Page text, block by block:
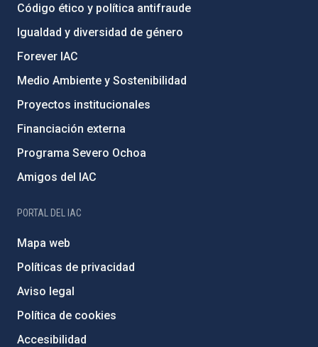
Código ético y política antifraude
Igualdad y diversidad de género
Forever IAC
Medio Ambiente y Sostenibilidad
Proyectos institucionales
Financiación externa
Programa Severo Ochoa
Amigos del IAC
PORTAL DEL IAC
Mapa web
Políticas de privacidad
Aviso legal
Política de cookies
Accesibilidad